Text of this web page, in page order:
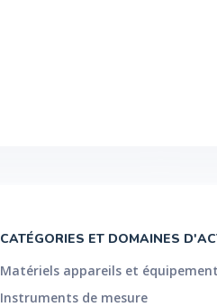
CATÉGORIES ET DOMAINES
Matériels appareils et
Instruments de mesure